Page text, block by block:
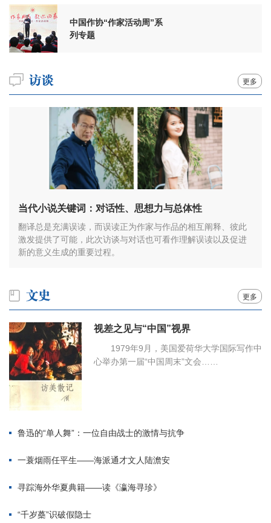
中国作协“作家活动周”系
列专题
更多
当代小说关键词：对话性、思想力与总体性
翻译总是充满误读，而误读正为作家与作品的相互阐释、彼此
激发提供了可能，此次访谈与对话也可看作理解误读以及促进
新的意义生成的重要过程。
更多
视差之见与“中国”视界
1979年9月，美国爱荷华大学国际写作中
心举办第一届“中国周末”文会……
鲁迅的“单人舞”：一位自由战士的激情与抗争
一蓑烟雨任平生——海派通才文人陆澹安
寻踪海外华夏典籍——读《瀛海寻珍》
“千岁蘽”识破假隐士